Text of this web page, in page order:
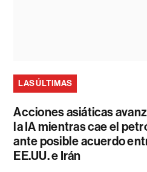
LAS ÚLTIMAS
Acciones asiáticas
la IA mientras cae el
ante posible acuerdo
EE.UU. e Irán